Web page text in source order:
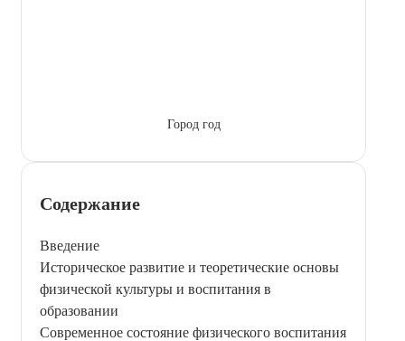
Город год
Содержание
Введение
Историческое развитие и теоретические основы
физической культуры и воспитания в
образовании
Современное состояние физического воспитания